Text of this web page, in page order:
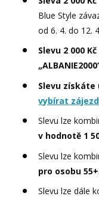
Blue Style
od 6. 4. do 12.
Slevu 2 000 Kč
Slevu získáte
vybírat
Slevu lze
v hodnotě 1
Slevu lze
pro osobu 55+
Slevu lze dále